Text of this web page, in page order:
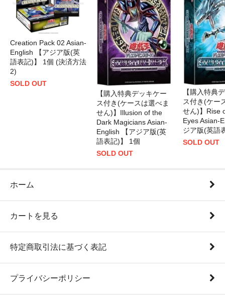
Creation Pack 02 Asian-
English 【アジア版(英
語表記)】 1個 (決済方法
2)
SOLD OUT
【購入特典デッキケー
ス付き(ケースは選べま
せん)】Illusion of the
Dark Magicians Asian-
English 【アジア版(英
語表記)】 1個
SOLD OUT
【購入特典
ス付き(ケー
せん)】Rise
Eyes Asian-
ジア版(英語
SOLD OUT
ホーム
カートを見る
特定商取引法に基づく表記
プライバシーポリシー